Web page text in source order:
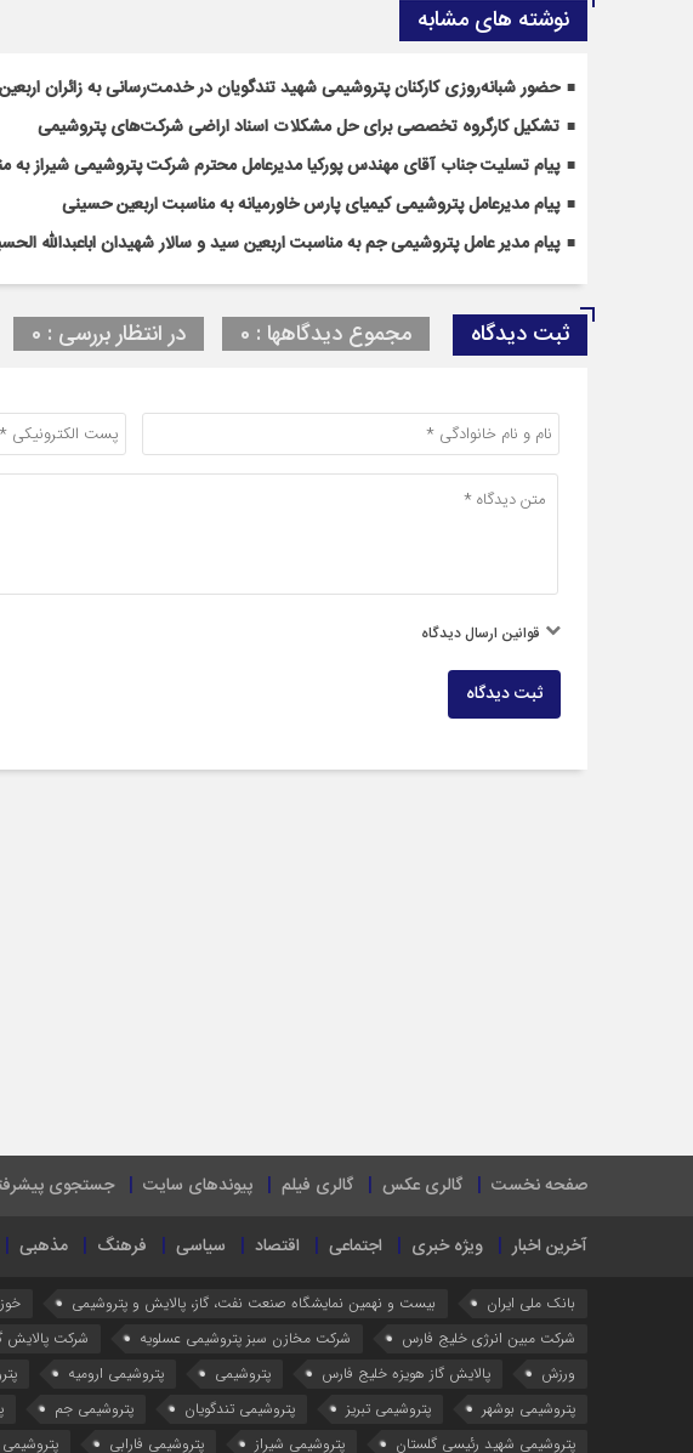
نوشته های مشابه
حضور شبانه‌روزی کارکنان پتروشیمی شهید تندگویان در خدمت‌رسانی به زائران
تشکیل کارگروه تخصصی برای حل مشکلات اسناد اراضی شرکت‌های پتروشیمی
پیام تسلیت جناب آقای مهندس پوركیا مدیرعامل محترم شركت پتروشیمی شیراز به
پیام مدیرعامل پتروشیمی کیمیای پارس خاورمیانه به مناسبت اربعین حسینی
پیام مدیر عامل پتروشیمی جم به مناسبت اربعین سید و سالار شهیدان اباعبدالله
ثبت دیدگاه مجموع دیدگاهها : 0 در انتظار بررسی : 0
قوانین ارسال دیدگاه
ثبت دیدگاه
صفحه نخست گالری عکس گالری فیلم پیوندهای سایت جستجوی
آخرین اخبار ویژه خبری اجتماعی اقتصاد سیاسی فرهنگ مذهبی
بانک ملی ایران بیست و نهمین نمایشگاه صنعت نفت، گاز، پالایش و پتروشیمی
شرکت مبین انرژی خلیج فارس
شرکت مخازن سبز پتروشیمی عسلویه شرکت پالایش
ورزش
پالایش گاز هویزه خلیج فارس پتروشیمی پتروشیمی ارومیه
پتروشیمی بوشهر
پتروشیمی تبریز پتروشیمی تندگویان پتروشیمی جم
پتروشیمی شهید رئیسی گلستان
پتروشیمی شیراز پتروشیمی فارابی